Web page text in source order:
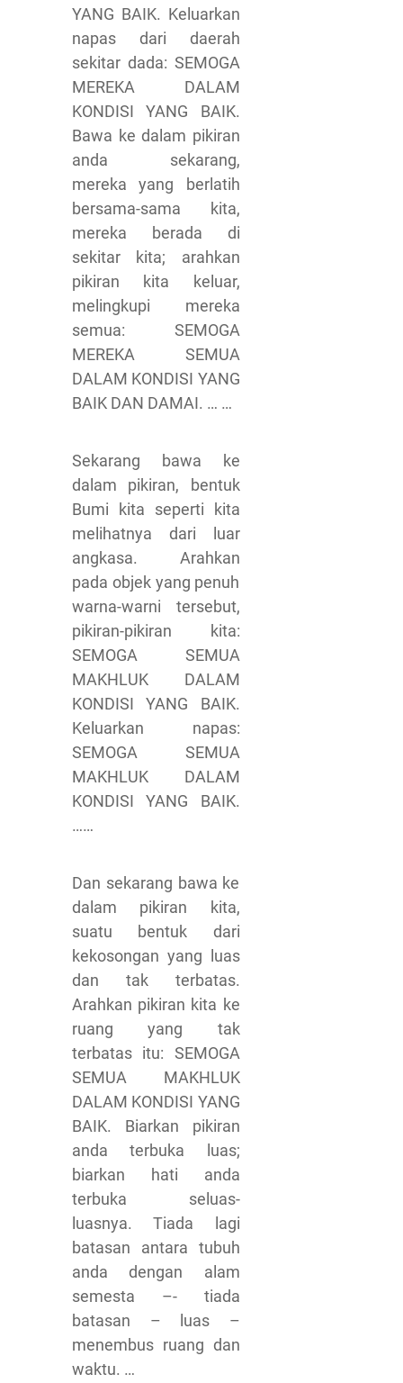
YANG BAIK. Keluarkan
napas dari daerah
sekitar dada: SEMOGA
MEREKA DALAM
KONDISI YANG BAIK.
Bawa ke dalam pikiran
anda sekarang,
mereka yang berlatih
bersama-sama kita,
mereka berada di
sekitar kita; arahkan
pikiran kita keluar,
melingkupi mereka
semua: SEMOGA
MEREKA SEMUA
DALAM KONDISI YANG
BAIK DAN DAMAI. … …
Sekarang bawa ke
dalam pikiran, bentuk
Bumi kita seperti kita
melihatnya dari luar
angkasa. Arahkan
pada objek yang penuh
warna-warni tersebut,
pikiran-pikiran kita:
SEMOGA SEMUA
MAKHLUK DALAM
KONDISI YANG BAIK.
Keluarkan napas:
SEMOGA SEMUA
MAKHLUK DALAM
KONDISI YANG BAIK.
……
Dan sekarang bawa ke
dalam pikiran kita,
suatu bentuk dari
kekosongan yang luas
dan tak terbatas.
Arahkan pikiran kita ke
ruang yang tak
terbatas itu: SEMOGA
SEMUA MAKHLUK
DALAM KONDISI YANG
BAIK. Biarkan pikiran
anda terbuka luas;
biarkan hati anda
terbuka seluas-
luasnya. Tiada lagi
batasan antara tubuh
anda dengan alam
semesta –- tiada
batasan – luas –
menembus ruang dan
waktu. …